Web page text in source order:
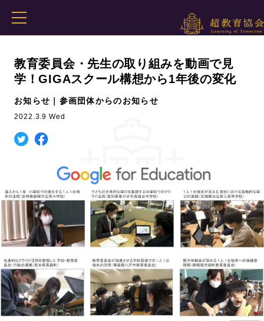
教育委員会・先生の取り組みを動画で見
学！GIGAスクール構想から1年後の変化
お知らせ｜参画団体からのお知らせ
2022.3.9 Wed